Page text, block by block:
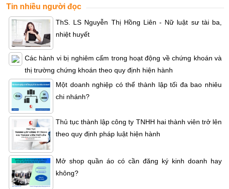
Tin nhiều người đọc
ThS. LS Nguyễn Thị Hồng Liên - Nữ luật sư tài ba,
nhiệt huyết
Các hành vi bị nghiêm cấm trong hoạt động về chứng khoán và
thị trường chứng khoán theo quy định hiện hành
Một doanh nghiệp có thể thành lập tối đa bao nhiêu
chi nhánh?
Thủ tục thành lập công ty TNHH hai thành viên trở lên
theo quy định pháp luật hiện hành
Mở shop quần áo có cần đăng ký kinh doanh hay
không?